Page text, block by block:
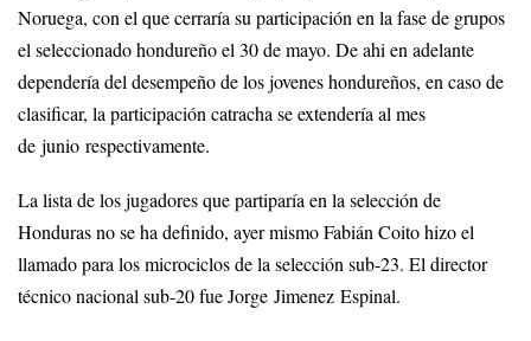
Noruega, con el que cerraría su participación en la fase de grupos
el seleccionado hondureño el 30 de mayo. De ahi en adelante
dependería del desempeño de los jovenes hondureños, en caso de
clasificar, la participación catracha se extendería al mes
de junio respectivamente.
La lista de los jugadores que partiparía en la selección de
Honduras no se ha definido, ayer mismo Fabián Coito hizo el
llamado para los microciclos de la selección sub-23. El director
técnico nacional sub-20 fue Jorge Jimenez Espinal.